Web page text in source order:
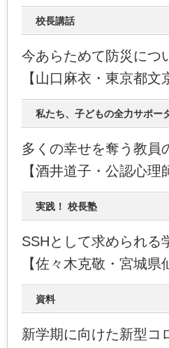
校長講話
今あらためて防災につ
【山口麻衣・東京都
私たち、子どもの全力サポー
多くの幸せを奪う教員
【酒井道子・公認心理
実践！ 校長塾
SSHとして求められる
【佐々木克敬・宮城
資料
新学期に向けた新型コ